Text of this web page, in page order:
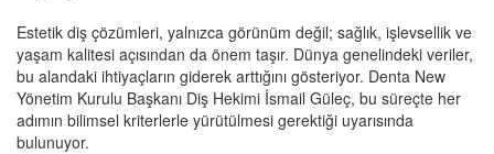
Estetik diş çözümleri, yalnızca görünüm değil; sağlık, işlevsellik ve
yaşam kalitesi açısından da önem taşır. Dünya genelindeki veriler,
bu alandaki ihtiyaçların giderek arttığını gösteriyor. Denta New
Yönetim Kurulu Başkanı Diş Hekimi İsmail Güleç, bu süreçte her
adımın bilimsel kriterlerle yürütülmesi gerektiği uyarısında
bulunuyor.